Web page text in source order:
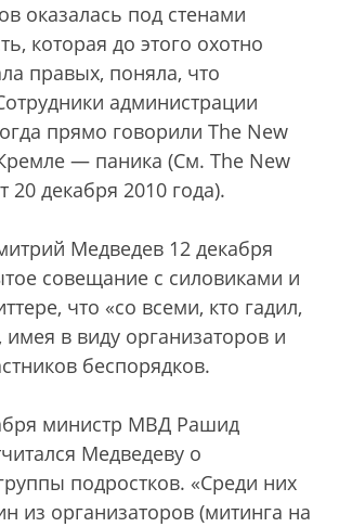
оказалась под стенами
которая до этого охотно
правых, поняла, что
администрации
прямо говорили The New
— паника (См. The New
декабря 2010 года).
Медведев 12 декабря
совещание с силовиками и
что «со всеми, кто гадил,
имея в виду организаторов и
беспорядков.
министр МВД Рашид
Медведеву о
подростков. «Среди них
из организаторов (митинга на